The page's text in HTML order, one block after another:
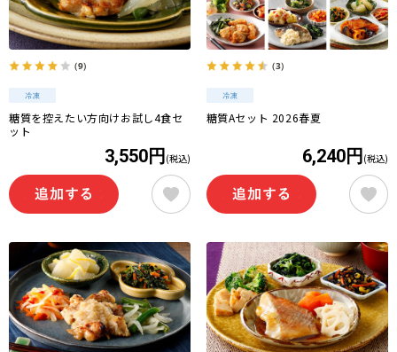
（9）
糖質を控えたい方向けお試し4食セ
ット
3,550円 (税込)
（3）
糖質Aセット 2026春夏
6,240円 (税込)